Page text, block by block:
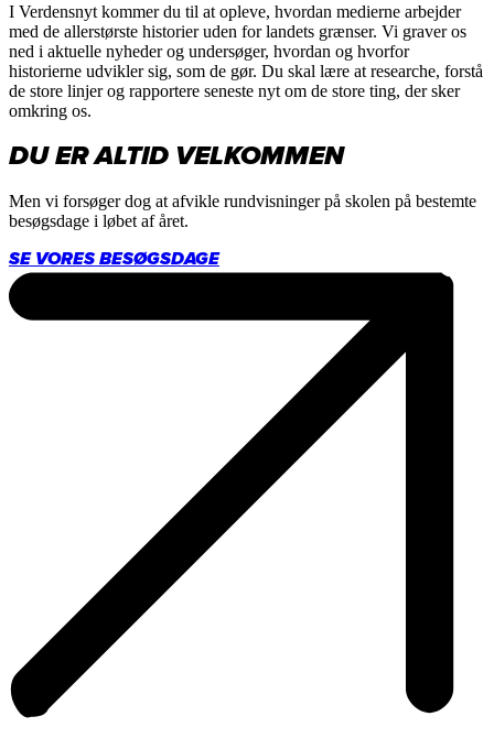
I Verdensnyt kommer du til at opleve, hvordan medierne arbejder
med de allerstørste historier uden for landets grænser. Vi graver os
ned i aktuelle nyheder og undersøger, hvordan og hvorfor
historierne udvikler sig, som de gør. Du skal lære at researche, forstå
de store linjer og rapportere seneste nyt om de store ting, der sker
omkring os.
DU ER ALTID VELKOMMEN
Men vi forsøger dog at afvikle rundvisninger på skolen på bestemte
besøgsdage i løbet af året.
SE VORES BESØGSDAGE